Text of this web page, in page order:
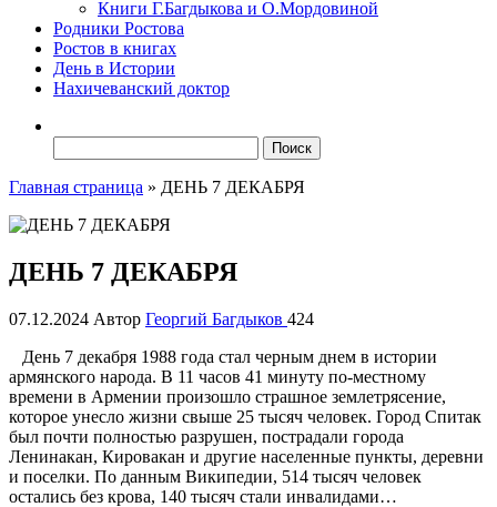
Книги Г.Багдыкова и О.Мордовиной
Родники Ростова
Ростов в книгах
День в Истории
Нахичеванский доктор
Главная страница » ДЕНЬ 7 ДЕКАБРЯ
ДЕНЬ 7 ДЕКАБРЯ
07.12.2024 Автор Георгий Багдыков 424
День 7 декабря 1988 года стал черным днем в истории
армянского народа. В 11 часов 41 минуту по-местному
времени в Армении произошло страшное землетрясение,
которое унесло жизни свыше 25 тысяч человек. Город Спитак
был почти полностью разрушен, пострадали города
Ленинакан, Кировакан и другие населенные пункты, деревни
и поселки. По данным Википедии, 514 тысяч человек
остались без крова, 140 тысяч стали инвалидами…